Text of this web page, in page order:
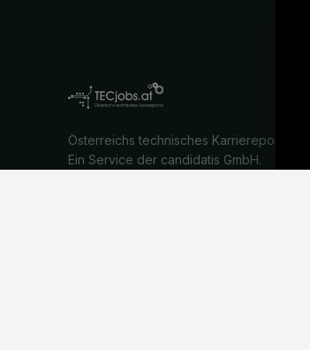
Österreichs technisches Karriereportal.
Ein Service der candidatis GmbH.